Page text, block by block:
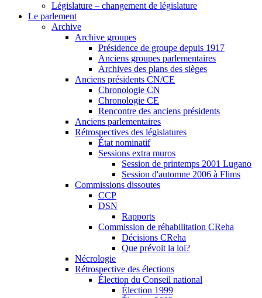
Législature – changement de législature
Le parlement
Archive
Archive groupes
Présidence de groupe depuis 1917
Anciens groupes parlementaires
Archives des plans des sièges
Anciens présidents CN/CE
Chronologie CN
Chronologie CE
Rencontre des anciens présidents
Anciens parlementaires
Rétrospectives des législatures
État nominatif
Sessions extra muros
Session de printemps 2001 Lugano
Session d'automne 2006 à Flims
Commissions dissoutes
CCP
DSN
Rapports
Commission de réhabilitation CReha
Décisions CReha
Que prévoit la loi?
Nécrologie
Rétrospective des élections
Élection du Conseil national
Élection 1999